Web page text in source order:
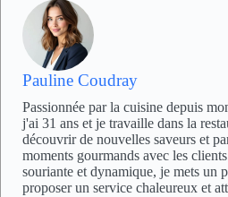
Pauline Coudray
Passionnée par la cuisine depuis
j'ai 31 ans et je travaille dans la
découvrir de nouvelles saveurs et
moments gourmands avec les
souriante et dynamique, je mets un
proposer un service chaleureux et